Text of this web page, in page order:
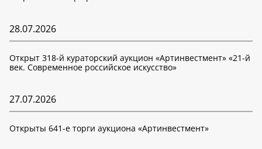
28.07.2026
Открыт 318-й кураторский аукцион «Артинвестмент» «21-й
век. Современное российское искусство»
27.07.2026
Открыты 641-е торги аукциона «Артинвестмент»